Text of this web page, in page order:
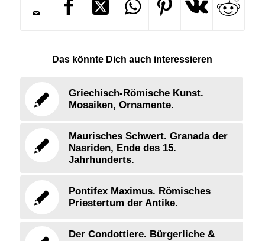
Das könnte Dich auch interessieren
Griechisch-Römische Kunst.
Mosaiken, Ornamente.
Maurisches Schwert. Granada der
Nasriden, Ende des 15.
Jahrhunderts.
Pontifex Maximus. Römisches
Priestertum der Antike.
Der Condottiere. Bürgerliche &